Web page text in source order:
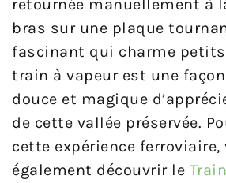
retournée manuellement à
bras sur une plaque
fascinant qui charme petits
train à vapeur est une
douce et magique
de cette vallée préservée.
cette expérience ferroviaire,
également découvrir le